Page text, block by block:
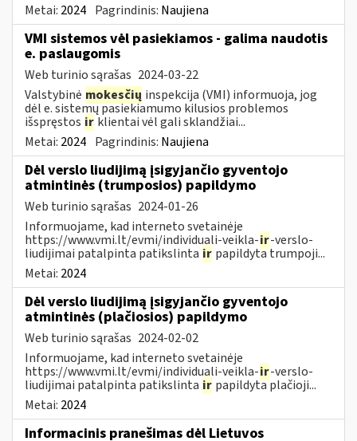
Metai: 2024 Pagrindinis: Naujiena
VMI sistemos vėl pasiekiamos - galima naudotis
e. paslaugomis
Web turinio sąrašas 2024-03-22
Valstybinė mokesčių inspekcija (VMI) informuoja, jog
dėl e. sistemų pasiekiamumo kilusios problemos
išspręstos ir klientai vėl gali sklandžiai...
Metai: 2024 Pagrindinis: Naujiena
Dėl verslo liudijimą įsigyjančio gyventojo
atmintinės (trumposios) papildymo
Web turinio sąrašas 2024-01-26
Informuojame, kad interneto svetainėje
https://www.vmi.lt/evmi/individuali-veikla-ir-verslo-
liudijimai patalpinta patikslinta ir papildyta trumpoji...
Metai: 2024
Dėl verslo liudijimą įsigyjančio gyventojo
atmintinės (plačiosios) papildymo
Web turinio sąrašas 2024-02-02
Informuojame, kad interneto svetainėje
https://www.vmi.lt/evmi/individuali-veikla-ir-verslo-
liudijimai patalpinta patikslinta ir papildyta plačioji...
Metai: 2024
Informacinis pranešimas dėl Lietuvos